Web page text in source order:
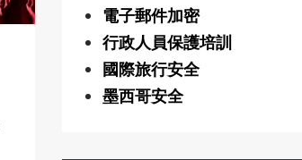
電子郵件加密
行政人員保護培訓
國際旅行安全
墨西哥安全